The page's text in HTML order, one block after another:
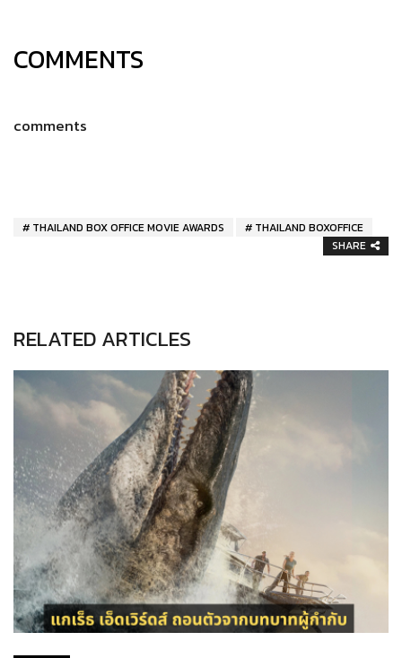
COMMENTS
comments
THAILAND BOX OFFICE MOVIE AWARDS
THAILAND BOXOFFICE
SHARE
RELATED ARTICLES